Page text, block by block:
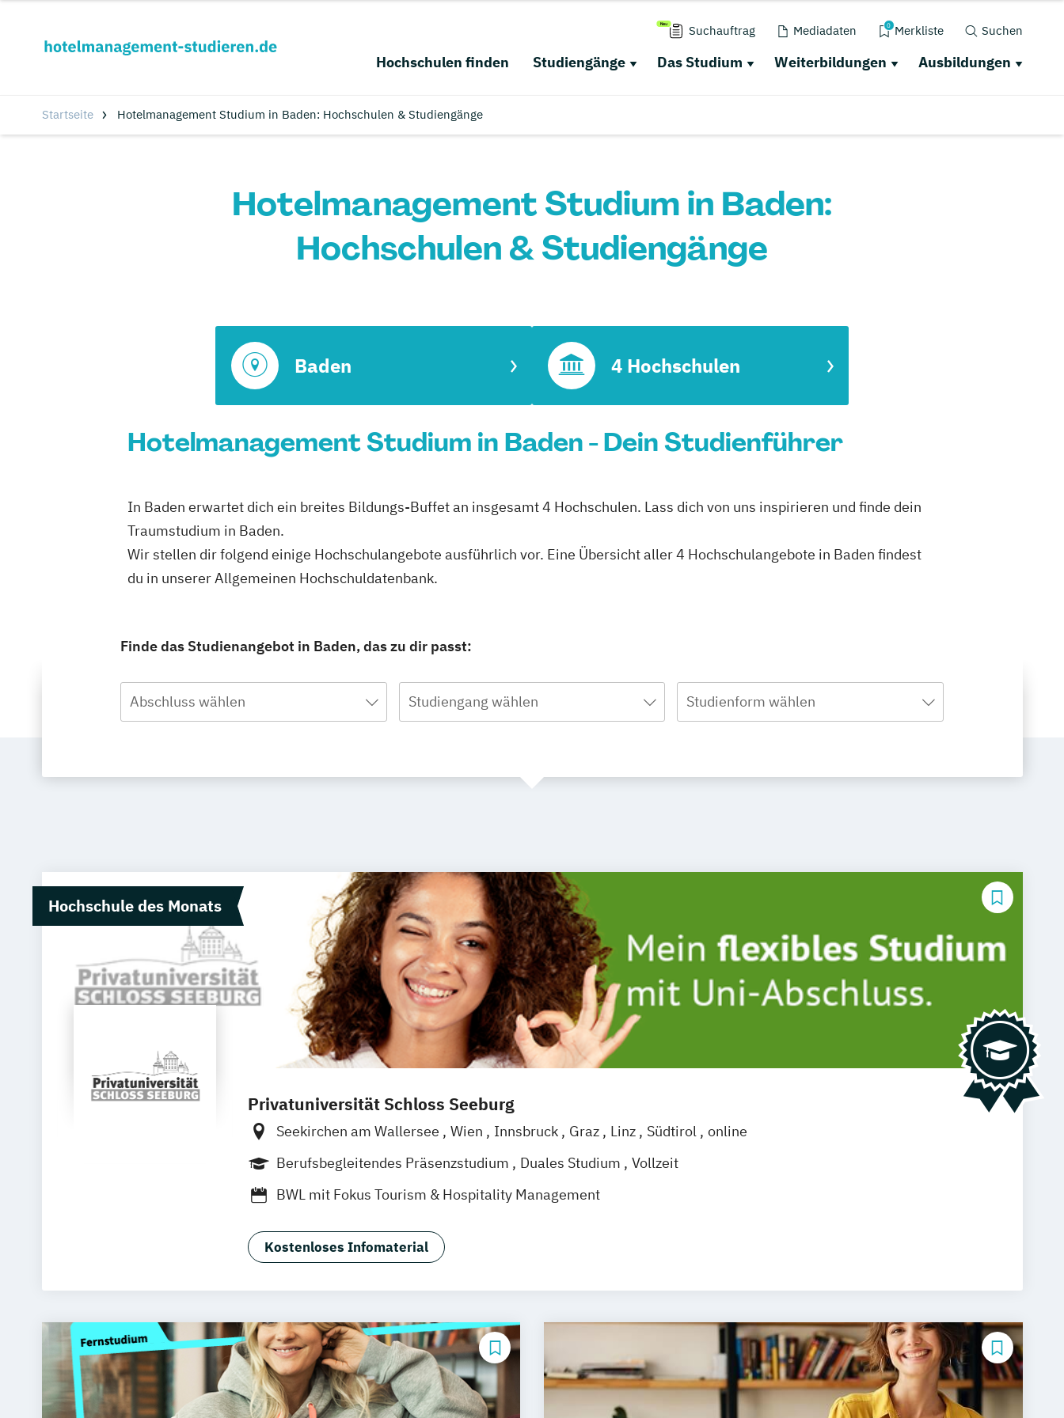
Suchauftrag Mediadaten 0 Merkliste Suchen
Hochschulen finden Studiengänge Das Studium Weiterbildungen Ausbildungen
Startseite Hotelmanagement Studium in Baden: Hochschulen & Studiengänge
Hotelmanagement Studium in Baden:
Hochschulen & Studiengänge
Baden 4 Hochschulen
Hotelmanagement Studium in Baden - Dein Studienführer
In Baden erwartet dich ein breites Bildungs-Buffet an insgesamt 4 Hochschulen. Lass dich von uns inspirieren und finde dein
Traumstudium in Baden.
Wir stellen dir folgend einige Hochschulangebote ausführlich vor. Eine Übersicht aller 4 Hochschulangebote in Baden findest
du in unserer Allgemeinen Hochschuldatenbank.
Finde das Studienangebot in Baden, das zu dir passt:
Abschluss wählen Studiengang wählen Studienform wählen
Hochschule des Monats
Privatuniversität Schloss Seeburg
Seekirchen am Wallersee Wien Innsbruck Graz Linz Südtirol
online
Berufsbegleitendes Präsenzstudium
Duales Studium
Vollzeit
BWL mit Fokus Tourism & Hospitality Management
Kostenloses Infomaterial